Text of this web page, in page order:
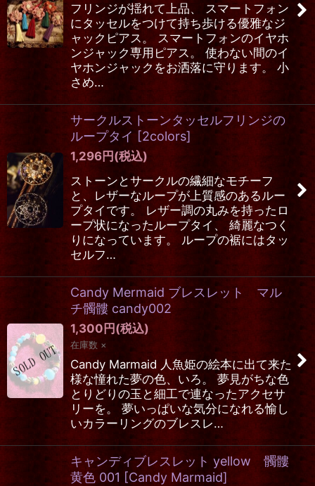
フリンジが揺れて上品、 スマートフォン
にタッセルをつけて持ち歩ける優雅なジ
ャックピアス。 スマートフォンのイヤホ
ンジャック専用ピアス。 使わない間のイ
ヤホンジャックをお洒落に守ります。 小
さめ…
サークルストーンタッセルフリンジの
ループタイ [2colors]
1,296円(税込)
ストーンとサークルの繊細なモチーフ
と、レザーなループが上質感のあるルー
プタイです。 レザー調の丸みを持ったロ
ープ状になったループタイ、 綺麗なつく
りになっています。 ループの裾にはタッ
セルフ…
Candy Mermaid ブレスレット マル
チ髑髏 candy002
1,300円(税込)
在庫数 ×
Candy Marmaid 人魚姫の絵本に出て来た
様な憧れた夢の色、いろ。 夢見がちな色
とりどりの玉と細工で連なったアクセサ
リーを。 夢いっぱいな気分になれる愉し
いカラーリングのブレスレ…
キャンディブレスレット yellow 髑髏
黄色 001 [Candy Marmaid]